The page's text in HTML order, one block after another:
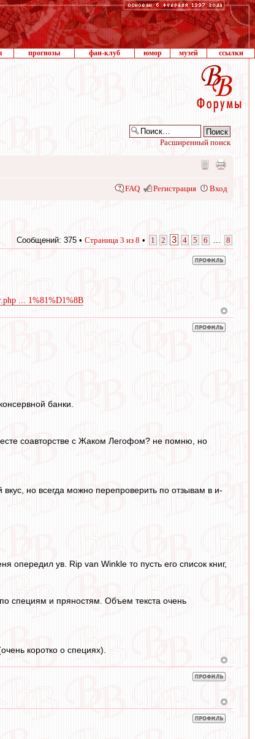
прогнозы фан-клуб юмор музей ссылки
Расширенный поиск
FAQ Регистрация Вход
Сообщений: 375 • Страница 3 из 8 • 1 2 3 4 5 6 8
... 1%81%D1%8B
банки.
соавторстве с Жаком Легофом? не помню, но
но всегда можно перепроверить по отзывам в и-
опередил ув. Rip van Winkle то пусть его список книг,
специям и пряностям. Объем текста очень
коротко о специях).